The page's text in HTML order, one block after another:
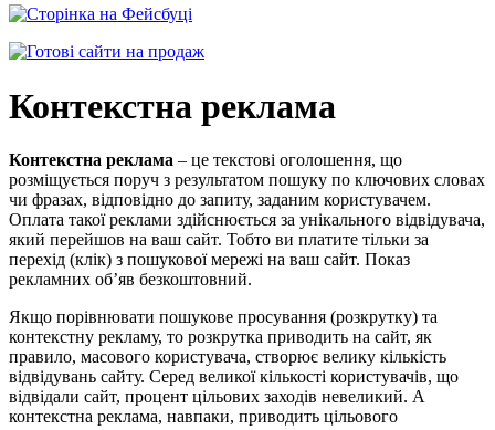
Контекстна реклама
Контекстна реклама – це текстові оголошення, що
розміщується поруч з результатом пошуку по ключових словах
чи фразах, відповідно до запиту, заданим користувачем.
Оплата такої реклами здійснюється за унікального відвідувача,
який перейшов на ваш сайт. Тобто ви платите тільки за
перехід (клік) з пошукової мережі на ваш сайт. Показ
рекламних об’яв безкоштовний.
Якщо порівнювати пошукове просування (розкрутку) та
контекстну рекламу, то розкрутка приводить на сайт, як
правило, масового користувача, створює велику кількість
відвідувань сайту. Серед великої кількості користувачів, що
відвідали сайт, процент цільових заходів невеликий. А
контекстна реклама, навпаки, приводить цільового